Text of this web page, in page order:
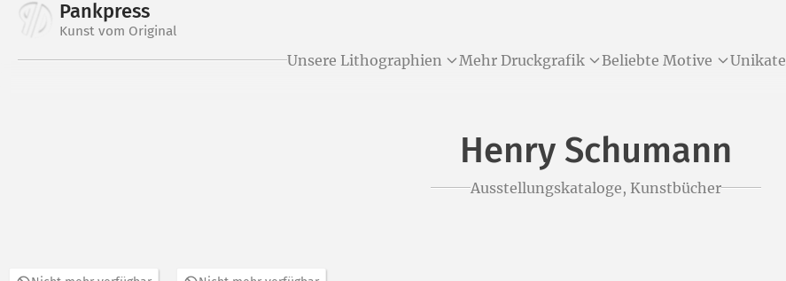
Pankpress
Kunst vom Original
Unsere Lithographien
Mehr Druckgrafik Beliebte Motive Unikate
Henry Schumann
Ausstellungskataloge, Kunstbücher